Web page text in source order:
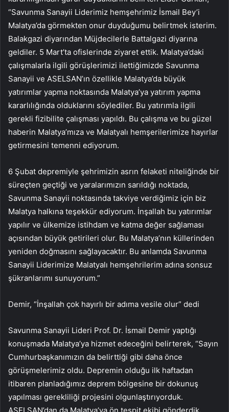
“Savunma Sanayii Liderimiz hemşehrimiz İsmail Bey’i
Malatya’da görmekten onur duyduğumu belirtmek isterim.
Balakgazi diyarından Müjdecilerle Battalgazi diyarına
geldiler. 5 Mart’ta ofislerinde ziyaret ettik. Malatya’daki
çalışmalarla ilgili görüşlerimizi ilettiğimizde Savunma
Sanayii ve ASELSAN’ın özellikle Malatya’da büyük
yatırımlar yapma noktasında Malatya’ya yatırım yapma
kararlılığında olduklarını söylediler. Bu yatırımla ilgili
gerekli fizibilite çalışması yapıldı. Bu çalışma ve bu güzel
haberin Malatya’mıza ve Malatyalı hemşerilerimize hayırlar
getirmesini temenni ediyorum.
6 Şubat depremiyle şehrimizin asrın felaketi niteliğinde bir
süreçten geçtiği ve yaralarımızın sarıldığı noktada,
Savunma Sanayii noktasında takviye verdiğimiz için biz
Malatya halkına teşekkür ediyorum. İnşallah bu yatırımlar
yapılır ve ülkemize istihdam ve katma değer sağlaması
açısından büyük getirileri olur. Bu Malatya’nın küllerinden
yeniden doğmasını sağlayacaktır. Bu anlamda Savunma
Sanayii Liderimize Malatyalı hemşehrilerim adına sonsuz
şükranlarımı sunuyorum.”
Demir, “İnşallah çok hayırlı bir adıma vesile olur” dedi
Savunma Sanayii Lideri Prof. Dr. İsmail Demir yaptığı
konuşmada Malatya’ya hizmet edeceğini belirterek, “Sayın
Cumhurbaşkanımızın da belirttiği gibi daha önce
görüşmelerimiz oldu. Depremin olduğu ilk haftadan
itibaren planladığımız deprem bölgesine bir dokunuş
yapılması gerekliliği projesini olgunlaştırıyorduk.
ASELSAN’dan da Malatya’ya ön tespit ekibi gönderdik.